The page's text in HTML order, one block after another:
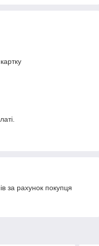
за рахунок покупця